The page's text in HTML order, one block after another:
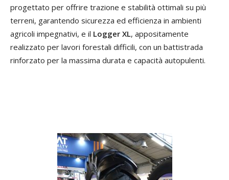
progettato per offrire trazione e stabilità ottimali su più
terreni, garantendo sicurezza ed efficienza in ambienti
agricoli impegnativi, e il Logger XL, appositamente
realizzato per lavori forestali difficili, con un battistrada
rinforzato per la massima durata e capacità autopulenti.